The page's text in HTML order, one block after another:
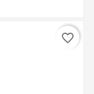
favorite_border